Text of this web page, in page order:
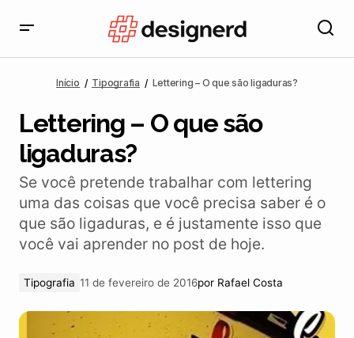
Início Tipografia Lettering – O que são ligaduras?
Lettering – O que são
ligaduras?
Se você pretende trabalhar com lettering
uma das coisas que você precisa saber é o
que são ligaduras, e é justamente isso que
você vai aprender no post de hoje.
Tipografia 11 de fevereiro de 2016por Rafael Costa